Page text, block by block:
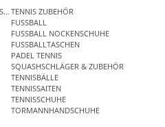
TENNIS ZUBEHÖR
FUSSBALL
FUSSBALL NOCKENSCHUHE
FUSSBALLTASCHEN
PADEL TENNIS
SQUASHSCHLÄGER & ZUBEHÖR
TENNISBÄLLE
TENNISSAITEN
TENNISSCHUHE
TORMANNHANDSCHUHE